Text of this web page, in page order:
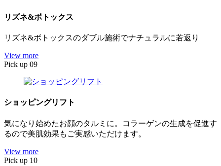
リズネ&ボトックス
リズネ&ボトックスのダブル施術でナチュラルに若返り
View more
Pick up 09
ショッピングリフト
気になり始めたお顔のタルミに。コラーゲンの生成を促進す
るので美肌効果もご実感いただけます。
View more
Pick up 10